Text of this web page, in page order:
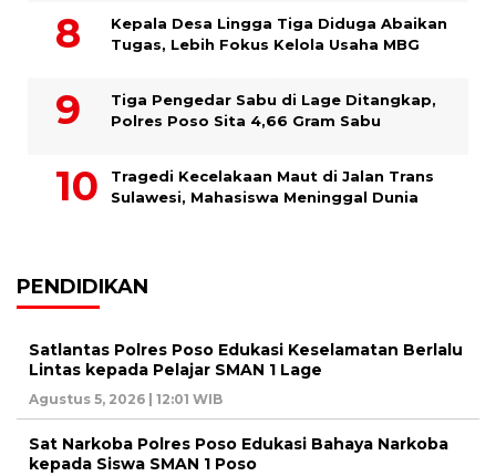
Kepala Desa Lingga Tiga Diduga Abaikan
Tugas, Lebih Fokus Kelola Usaha MBG
Tiga Pengedar Sabu di Lage Ditangkap,
Polres Poso Sita 4,66 Gram Sabu
Tragedi Kecelakaan Maut di Jalan Trans
Sulawesi, Mahasiswa Meninggal Dunia
PENDIDIKAN
Satlantas Polres Poso Edukasi Keselamatan Berlalu
Lintas kepada Pelajar SMAN 1 Lage
Agustus 5, 2026 | 12:01 WIB
Sat Narkoba Polres Poso Edukasi Bahaya Narkoba
kepada Siswa SMAN 1 Poso